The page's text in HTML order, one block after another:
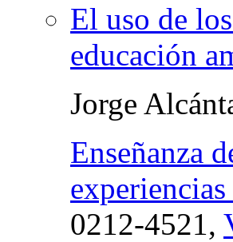
El uso de
educación
Jorge
Enseñanza
0212-4521,